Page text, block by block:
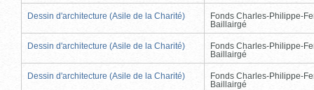
Dessin d'architecture (Asile de la Charité)
Fonds Charles-Philippe-
Baillairgé
Dessin d'architecture (Asile de la Charité)
Fonds Charles-Philippe-
Baillairgé
Dessin d'architecture (Asile de la Charité)
Fonds Charles-Philippe-
Baillairgé